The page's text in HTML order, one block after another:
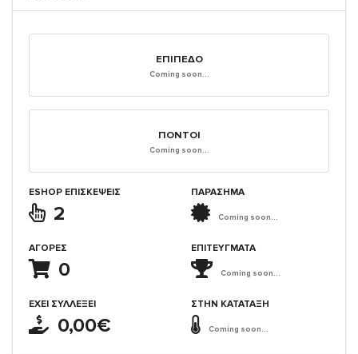
ΕΠΊΠΕΔΟ
Coming soon...
ΠΌΝΤΟΙ
Coming soon...
ESHOP ΕΠΙΣΚΈΨΕΙΣ
2
ΑΓΟΡΈΣ
0
ΈΧΕΙ ΣΥΛΛΈΞΕΙ
0,00€
ΠΑΡΑΣΗΜΑ
Coming soon...
ΕΠΙΤΕΎΓΜΑΤΑ
Coming soon...
ΣΤΗΝ ΚΑΤΆΤΑΞΗ
Coming soon...